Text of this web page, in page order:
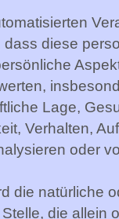
dass diese
Lage,
Verhalten,
oder
die natürliche
die allein